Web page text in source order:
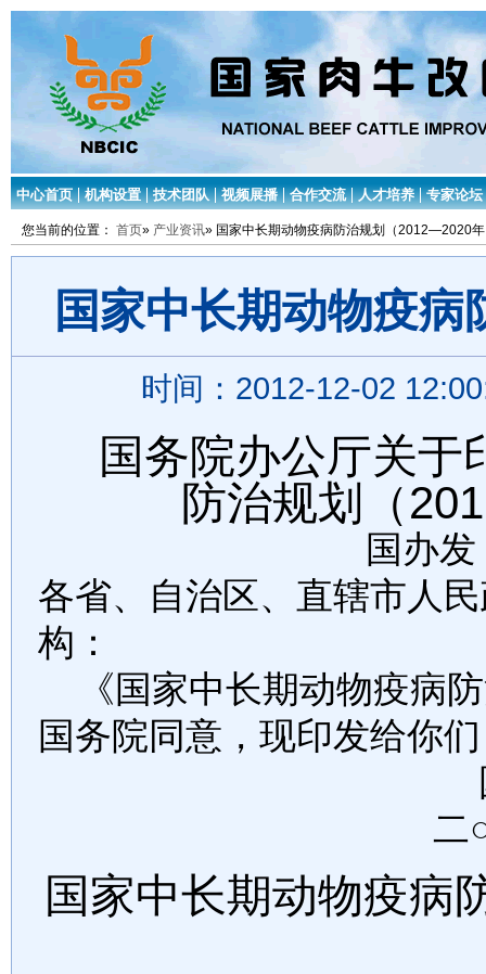
中心首页 机构设置 技术团队 视频展播 合作交流 人才培养 专家论坛
您当前的位置： 首页» 产业资讯» 国家中长期动物疫病防治规划（2012―2020
国家中长期动物疫
时间：2012-12-02
国务院办公厅关于
防治规划（
国办发
各省、自治区、直辖市人
构：
《国家中长期动物疫病
国务院同意，现印发给你
二
国家中长期动物疫病